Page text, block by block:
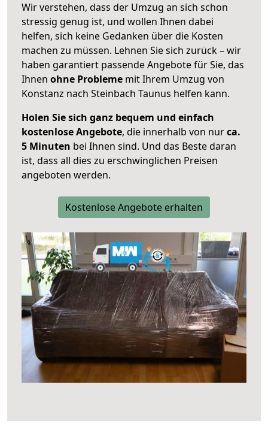
Wir verstehen, dass der Umzug an sich schon
stressig genug ist, und wollen Ihnen dabei
helfen, sich keine Gedanken über die Kosten
machen zu müssen. Lehnen Sie sich zurück – wir
haben garantiert passende Angebote für Sie, das
Ihnen ohne Probleme mit Ihrem Umzug von
Konstanz nach Steinbach Taunus helfen kann.
Holen Sie sich ganz bequem und einfach
kostenlose Angebote, die innerhalb von nurca.
5 Minuten bei Ihnen sind. Und das Beste daran
ist, dass all dies zu erschwinglichen Preisen
angeboten werden.
Kostenlose Angebote erhalten